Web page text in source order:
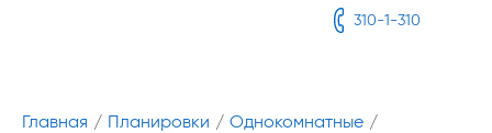
310-1-310
Главная / Планировки / Однокомнатные /